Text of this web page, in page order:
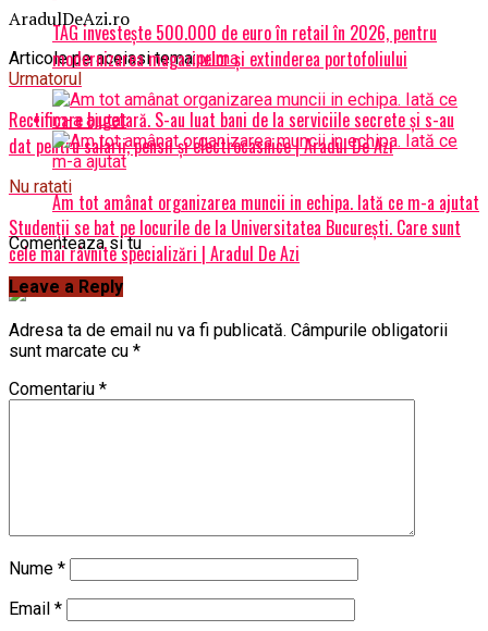
AradulDeAzi.ro
Articole pe aceiasi tema:prima
Urmatorul
Rectificare bugetară. S-au luat bani de la serviciile secrete și s-au
dat pentru salarii, pensii și electrocasnice | Aradul De Azi
Nu ratati
Studenţii se bat pe locurile de la Universitatea București. Care sunt
cele mai râvnite specializări | Aradul De Azi
TAG investește 500.000 de euro în retail în 2026, pentru
modernizarea magazinelor și extinderea portofoliului
Am tot amânat organizarea muncii in echipa. Iată ce m-a ajutat
Comenteaza si tu
Leave a Reply
Adresa ta de email nu va fi publicată. Câmpurile obligatorii
sunt marcate cu *
Comentariu *
Nume *
Email *